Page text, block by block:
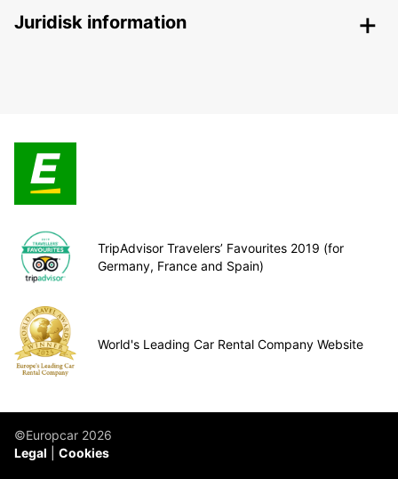
Juridisk information
TripAdvisor Travelers’ Favourites 2019 (for
Germany, France and Spain)
World's Leading Car Rental Company Website
©Europcar 2026
Legal
Cookies